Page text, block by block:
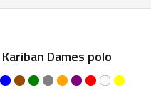
Kariban Dames polo